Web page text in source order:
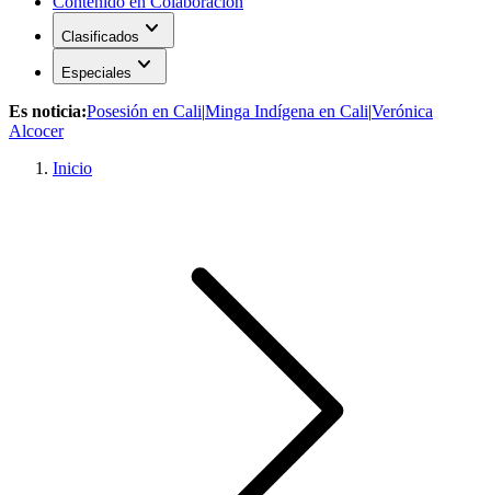
Clasificados expand_more
Especiales expand_more
Es noticia:Posesión en Cali|Minga Indígena en Cali|Verónica
Alcocer
Inicio